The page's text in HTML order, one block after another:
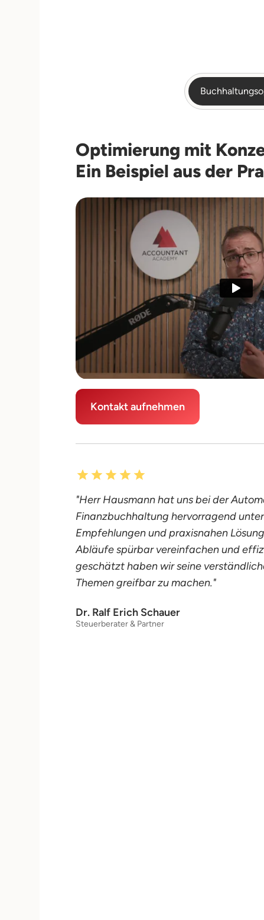
Optimierung mit
Ein Beispiel aus der
Kontakt aufnehmen
"Herr Hausmann hat uns bei der
Finanzbuchhaltung hervorragend
Empfehlungen und praxisnahen
Abläufe spürbar vereinfachen und
geschätzt haben wir seine
Themen greifbar zu machen."
Dr. Ralf Erich Schauer
Steuerberater & Partner